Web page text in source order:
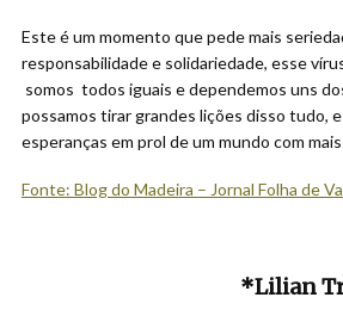
Este é um momento que pede mais
responsabilidade e solidariedade, esse
somos todos iguais e dependemos uns
possamos tirar grandes lições disso tudo,
esperanças em prol de um mundo com
Fonte: Blog do Madeira – Jornal Folha de
*Lilian